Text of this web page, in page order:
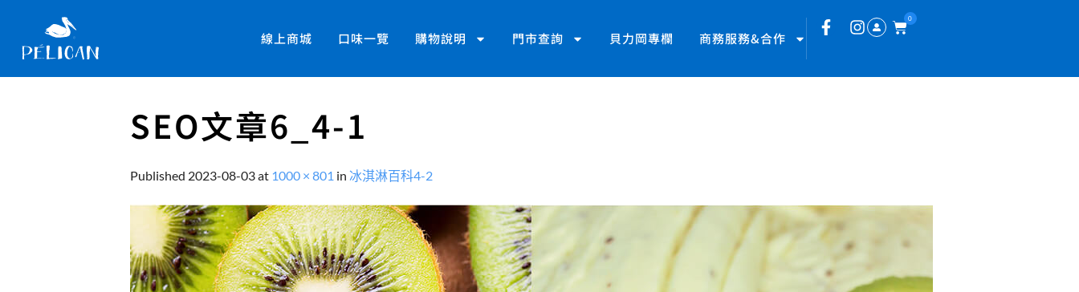
線上商城 口味一覽 購物說明 門市查詢 貝力岡專欄 商務服務&合作
0
SEO文章6_4-1
Published 2023-08-03at 1000 × 801 in 冰淇淋百科4-2